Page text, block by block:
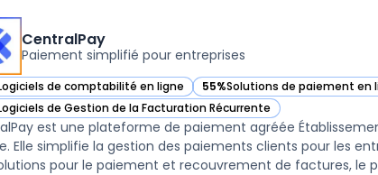
CentralPay
Paiement simplifié pour entreprises
de comptabilité en ligne
CentralPay dans cette catégorie 55%Solutions de paiement en
— voir CentralPay dans cette
de Gestion de la Facturation Récurrente
CentralPay dans cette catégorie
est une plateforme de paiement agréée
Elle simplifie la gestion des paiements clients pour les
pour le paiement et recouvrement de factures, le